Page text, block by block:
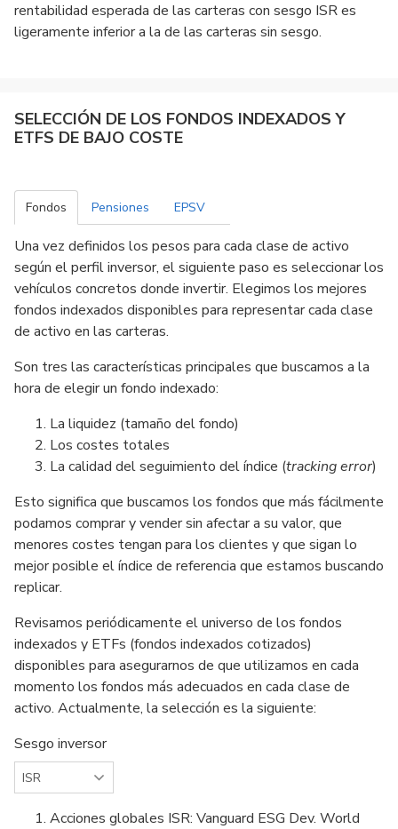
rentabilidad esperada de las carteras con sesgo ISR es
ligeramente inferior a la de las carteras sin sesgo.
SELECCIÓN DE LOS FONDOS INDEXADOS Y
ETFS DE BAJO COSTE
Fondos Pensiones EPSV
Una vez definidos los pesos para cada clase de activo
según el perfil inversor, el siguiente paso es seleccionar los
vehículos concretos donde invertir. Elegimos los mejores
fondos indexados disponibles para representar cada clase
de activo en las carteras.
Son tres las características principales que buscamos a la
hora de elegir un fondo indexado:
La liquidez (tamaño del fondo)
Los costes totales
La calidad del seguimiento del índice (tracking error)
Esto significa que buscamos los fondos que más fácilmente
podamos comprar y vender sin afectar a su valor, que
menores costes tengan para los clientes y que sigan lo
mejor posible el índice de referencia que estamos buscando
replicar.
Revisamos periódicamente el universo de los fondos
indexados y ETFs (fondos indexados cotizados)
disponibles para asegurarnos de que utilizamos en cada
momento los fondos más adecuados en cada clase de
activo. Actualmente, la selección es la siguiente:
Sesgo inversor
Acciones globales ISR: Vanguard ESG Dev. World